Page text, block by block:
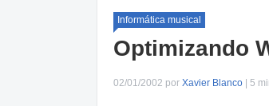
Informática musical
Optimizando
02/01/2002 por Xavier Blanco | 5